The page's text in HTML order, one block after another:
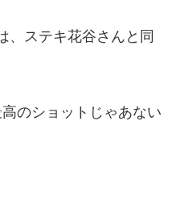
、ステキ花谷さんと同
のショットじゃあない